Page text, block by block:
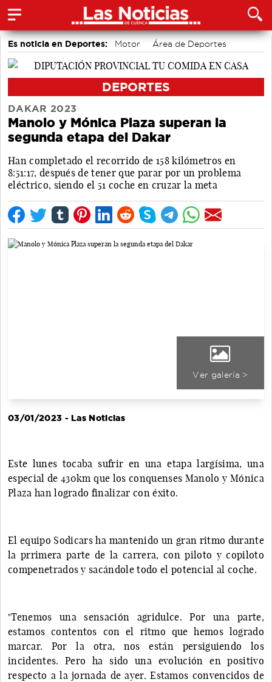
Es noticia en Deportes: Motor
Área de Deportes
Bádminton
DEPORTES
DAKAR 2023
Manolo y Mónica Plaza superan la
segunda etapa del Dakar
Han completado el recorrido de 158 kilómetros en
8:51:17, después de tener que parar por un problema
eléctrico, siendo el 51 coche en cruzar la meta
Ver galería >
03/01/2023 - Las Noticias
Este lunes tocaba sufrir en una etapa largísima, una
especial de 430km que los conquenses Manolo y Mónica
Plaza han logrado finalizar con éxito.
El equipo Sodicars ha mantenido un gran ritmo durante
la prrimera parte de la carrera, con piloto y copiloto
compenetrados y sacándole todo el potencial al coche.
"Tenemos una sensación agridulce. Por una parte,
estamos contentos con el ritmo que hemos logrado
marcar. Por la otra, nos están persiguiendo los
incidentes. Pero ha sido una evolución en positivo
respecto a la jornada de ayer. Estamos convencidos de